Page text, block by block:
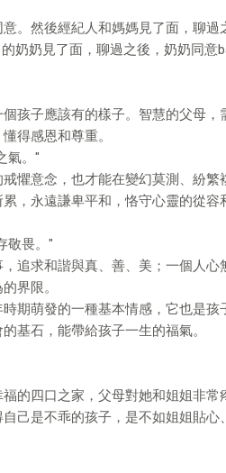
。然後經紀人和媽媽見了面，聊過
奶奶見了面，聊過之後，奶奶同意
孩子應該有的樣子。智慧的父母，
得感恩和尊重。
氣。"
懼意念，也才能在變幻莫測、紛繁
，永遠謙卑平和，恪守心靈的從容
敬畏。"
追求和諧與真、善、美；一個人心
界限。
期萌發的一種基本情感，它也是孩
基石，能帶給孩子一生的福氣。
的四口之家，父母對她和姐姐非常
己是不乖的孩子，是不如姐姐貼心